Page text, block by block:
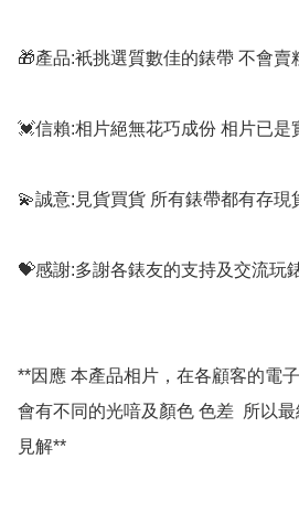
🎁產品:衹挑選質數佳的錶帶 不會賣
💓信賴:相片絕無花巧成份 相片已是
💫誠意:見貨買貨 所有錶帶都有存現
💝感謝:多謝各錶友的支持及交流玩
**因應 本產品相片，在各顧客的電
會有不同的光喑及顏色 色差  所以
見解**